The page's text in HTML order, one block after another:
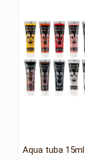
Aqua tuba 15ml